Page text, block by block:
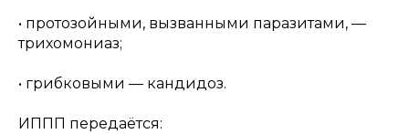
• протозойными, вызванными паразитами, —
трихомониаз;
• грибковыми — кандидоз.
ИППП передаётся: